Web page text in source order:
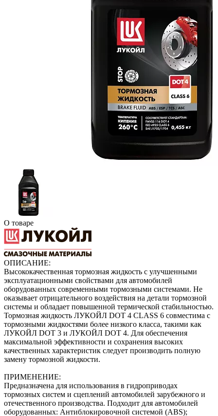
О товаре
ОПИСАНИЕ:
Высококачественная тормозная жидкость с улучшенными
эксплуатационными свойствами для автомобилей
оборудованных современными тормозными системами. Не
оказывает отрицательного воздействия на детали тормозной
системы и обладает повышенной термической стабильностью.
Тормозная жидкость ЛУКОЙЛ DOT 4 CLASS 6 совместима с
тормозными жидкостями более низкого класса, такими как
ЛУКОЙЛ DOT 3 и ЛУКОЙЛ DOT 4. Для обеспечения
максимальной эффективности и сохранения высоких
качественных характеристик следует производить полную
замену тормозной жидкости.
ПРИМЕНЕНИЕ:
Предназначена для использования в гидроприводах
тормозных систем и сцеплений автомобилей зарубежного и
отечественного производства. Подходит для автомобилей
оборудованных: Антиблокировочной системой (ABS);